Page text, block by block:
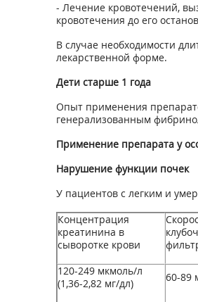
- Лечение кровотечений,
кровотечения до его
В случае необходимости
лекарственной форме.
Дети старше 1 года
Опыт применения
генерализованным
Применение препарата у
Нарушение функции почек
У пациентов с легким и
Концентрация
креатинина в
сыворотке крови
120-249 мкмоль/л
(1,36-2,82 мг/дл)
60-89